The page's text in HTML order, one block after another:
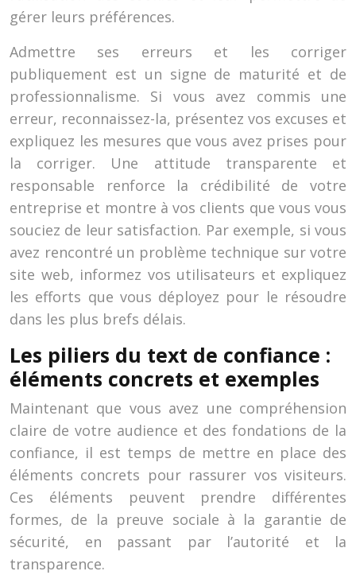
gérer leurs préférences.
Admettre ses erreurs et les corriger
publiquement est un signe de maturité et de
professionnalisme. Si vous avez commis une
erreur, reconnaissez-la, présentez vos excuses et
expliquez les mesures que vous avez prises pour
la corriger. Une attitude transparente et
responsable renforce la crédibilité de votre
entreprise et montre à vos clients que vous vous
souciez de leur satisfaction. Par exemple, si vous
avez rencontré un problème technique sur votre
site web, informez vos utilisateurs et expliquez
les efforts que vous déployez pour le résoudre
dans les plus brefs délais.
Les piliers du text de confiance :
éléments concrets et exemples
Maintenant que vous avez une compréhension
claire de votre audience et des fondations de la
confiance, il est temps de mettre en place des
éléments concrets pour rassurer vos visiteurs.
Ces éléments peuvent prendre différentes
formes, de la preuve sociale à la garantie de
sécurité, en passant par l’autorité et la
transparence.